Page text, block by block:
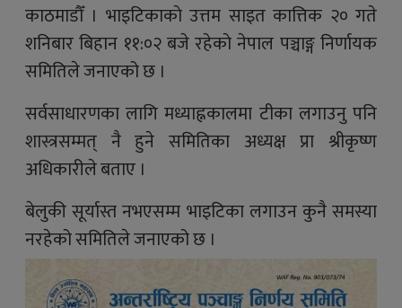
काठमाडौँ । भाइटिकाकाे उत्तम साइत कात्तिक २० गते
शनिबार बिहान ११:०२ बजे रहेकाे नेपाल पञ्चाङ्ग निर्णायक
समितिले जनाएको छ ।
सर्वसाधारणका लागि मध्याह्नकालमा टीका लगाउनु पनि
शास्त्रसम्मत् नै हुने समितिका अध्यक्ष प्रा श्रीकृष्ण
अधिकारीले बताए ।
बेलुकी सूर्यास्त नभएसम्म भाइटिका लगाउन कुनै समस्या
नरहेको समितिले जनाएको छ ।